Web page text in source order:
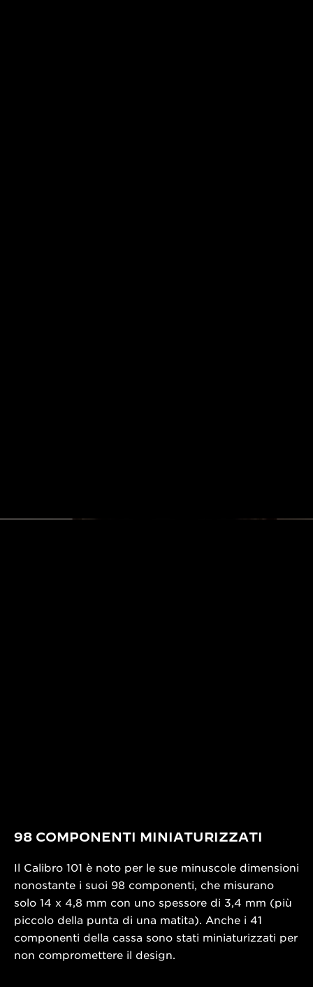
98 COMPONENTI MINIATURIZZATI
Il Calibro 101 è noto per le sue minuscole dimensioni
nonostante i suoi 98 componenti, che misurano
solo 14 x 4,8 mm con uno spessore di 3,4 mm (più
piccolo della punta di una matita). Anche i 41
componenti della cassa sono stati miniaturizzati per
non compromettere il design.